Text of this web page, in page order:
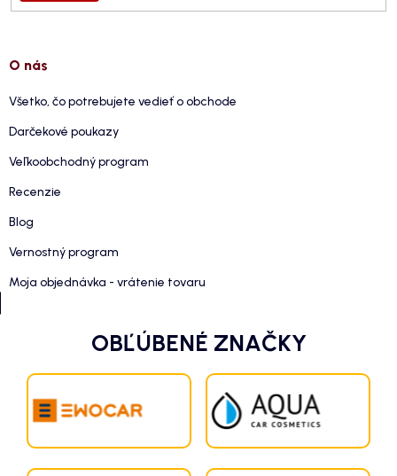
O nás
Všetko, čo potrebujete vedieť o obchode
Darčekové poukazy
Veľkoobchodný program
Recenzie
Blog
Vernostný program
Moja objednávka - vrátenie tovaru
OBĽÚBENÉ ZNAČKY